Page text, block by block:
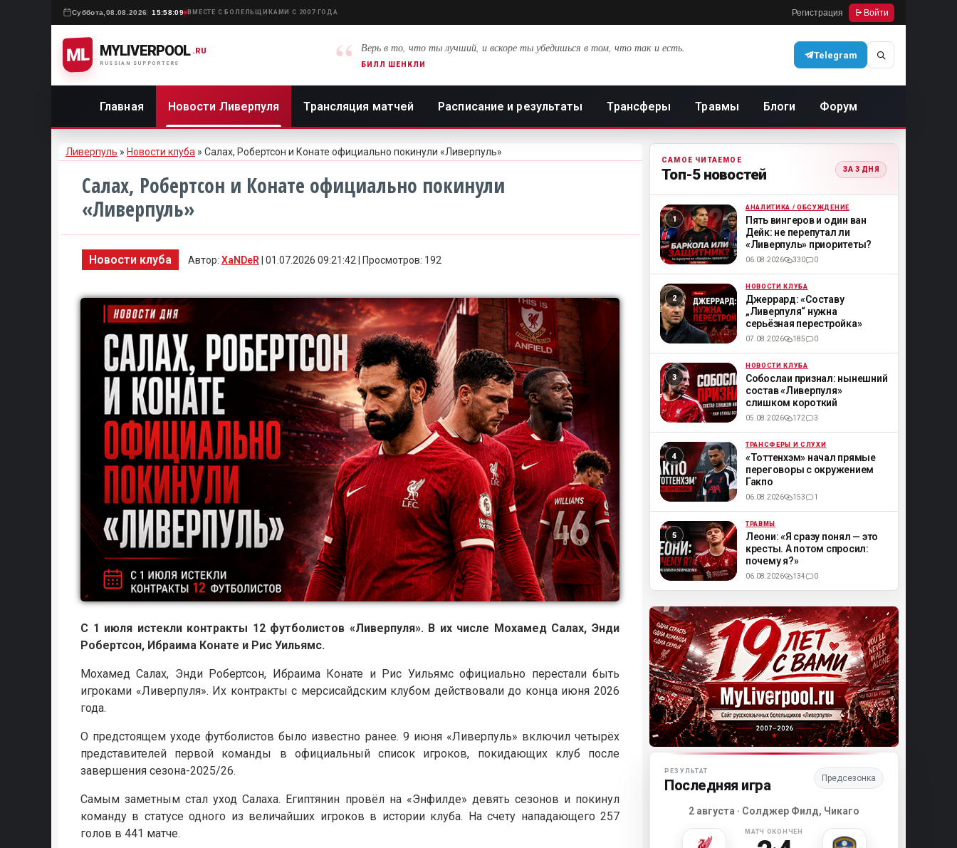
Суббота, 08.08.2026 15:58:09 ВМЕСТЕ С БОЛЕЛЬЩИКАМИ С 2007 ГОДА Регистрация Войти
ML MYLIVERPOOL
RUSSIAN SUPPORTERS
.RU “ Верь в то, что ты лучший, и вскоре ты убедишься в том, что так и есть.
БИЛЛ ШЕНКЛИ
Telegram
Главная Новости Ливерпуля Трансляция матчей Расписание и результаты Трансферы Травмы Блоги Форум
Ливерпуль » Новости клуба » Салах, Робертсон и Конате официально покинули «Ливерпуль»
Салах, Робертсон и Конате официально покинули
«Ливерпуль»
Новости клуба Автор: XaNDeR | 01.07.2026 09:21:42 | Просмотров: 192
С 1 июля истекли контракты 12 футболистов «Ливерпуля». В их числе Мохамед Салах, Энди
Робертсон, Ибраима Конате и Рис Уильямс.
Мохамед Салах, Энди Робертсон, Ибраима Конате и Рис Уильямс официально перестали быть
игроками «Ливерпуля». Их контракты с мерсисайдским клубом действовали до конца июня 2026
года.
О предстоящем уходе футболистов было известно ранее. 9 июня «Ливерпуль» включил четырёх
представителей первой команды в официальный список игроков, покидающих клуб после
завершения сезона-2025/26.
Самым заметным стал уход Салаха. Египтянин провёл на «Энфилде» девять сезонов и покинул
команду в статусе одного из величайших игроков в истории клуба. На счету нападающего 257
голов в 441 матче.
САМОЕ ЧИТАЕМОЕ
Топ-5 новостей ЗА 3 ДНЯ
ML АНАЛИТИКА / ОБСУЖДЕНИЕ
Пять вингеров и один ван
Дейк: не перепутал ли
«Ливерпуль» приоритеты?
06.08.2026 330 0
ML НОВОСТИ КЛУБА
Джеррард: «Составу
„Ливерпуля“ нужна
серьёзная перестройка»
07.08.2026 185 0
ML НОВОСТИ КЛУБА
Собослаи признал: нынешний
состав «Ливерпуля»
слишком короткий
05.08.2026 172 3
ML ТРАНСФЕРЫ И СЛУХИ
«Тоттенхэм» начал прямые
переговоры с окружением
Гакпо
06.08.2026 153 1
ML ТРАВМЫ
Леони: «Я сразу понял — это
кресты. А потом спросил:
почему я?»
06.08.2026 134 0
Матч-центр «Ливерпуля»
РЕЗУЛЬТАТ
Последняя игра Предсезонка
2 августа · Солджер Филд, Чикаго
МАТЧ ОКОНЧЕН